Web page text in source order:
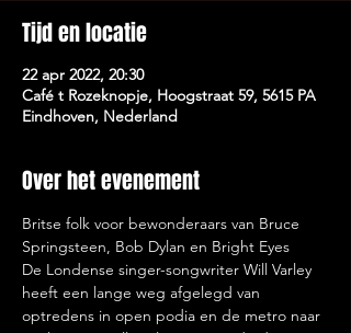
Tijd en locatie
22 apr 2022, 20:30
Café t Rozeknopje, Hoogstraat 59, 5615 PA
Eindhoven, Nederland
Over het evenement
Britse folk voor bewonderaars van Bruce
Springsteen, Bob Dylan en Bright Eyes
De Londense singer-songwriter Will Varley
heeft een lange weg afgelegd van
optredens in open podia en de metro naar